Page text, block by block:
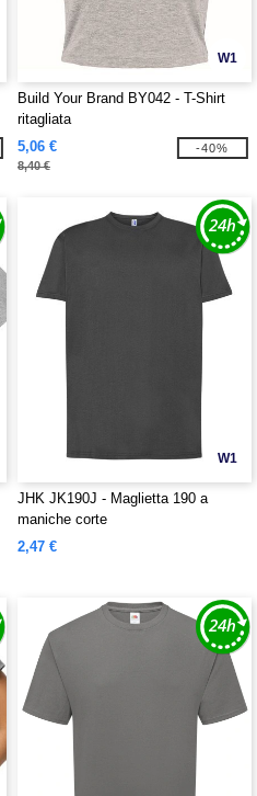
W1
Build Your Brand BY042 - T-Shirt
ritagliata
5,06 €
8,40 €
-40%
W1
JHK JK190J - Maglietta 190 a
maniche corte
2,47 €